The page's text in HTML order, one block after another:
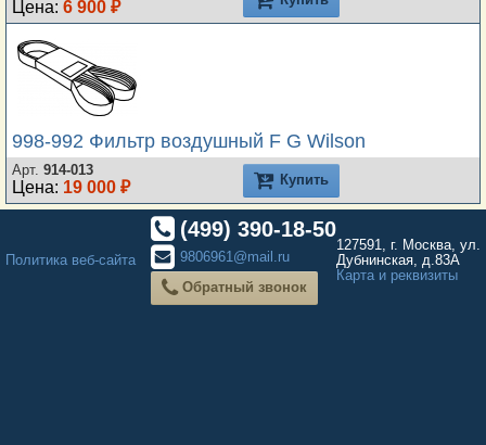
Цена: 6 900 ₽
998-992 Фильтр воздушный F G Wilson
Арт. 914-013
Цена: 19 000 ₽ Купить
Политика веб-сайта
(499) 390-18-50
9806961@mail.ru
Обратный звонок
127591, г. Москва, ул.
Дубнинская, д.83А
Карта и реквизиты